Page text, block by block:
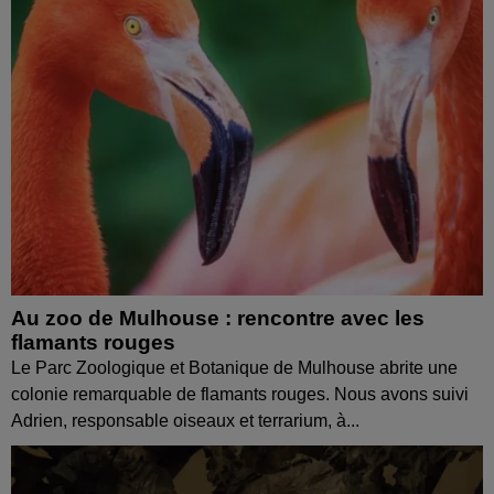
Au zoo de Mulhouse : rencontre avec les
flamants rouges
Le Parc Zoologique et Botanique de Mulhouse abrite une
colonie remarquable de flamants rouges. Nous avons suivi
Adrien, responsable oiseaux et terrarium, à...